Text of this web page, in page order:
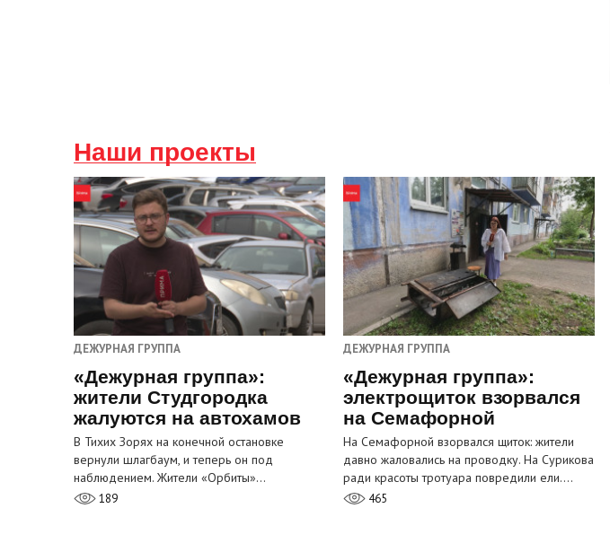
Наши проекты
ДЕЖУРНАЯ ГРУППА
«Дежурная группа»:
жители Студгородка
жалуются на автохамов
В Тихих Зорях на конечной остановке
вернули шлагбаум, и теперь он под
наблюдением. Жители «Орбиты»…
189
ДЕЖУРНАЯ ГРУППА
«Дежурная группа»:
электрощиток взорвался
на Семафорной
На Семафорной взорвался щиток: жители
давно жаловались на проводку. На Сурикова
ради красоты тротуара повредили ели.…
465